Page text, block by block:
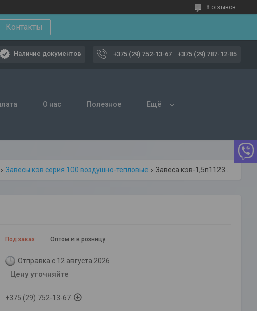
8 отзывов
Контакты
Наличие документов +375 (29) 752-13-67 +375 (29) 787-12-85
О нас Полезное Ещё
Завесы кэв серия 100 воздушно-тепловые
Под заказ Оптом и в розницу
Отправка с 12 августа 2026
Цену уточняйте
+375 (29) 752-13-67